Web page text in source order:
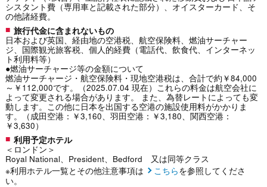
シスタント費（専用車と記載された部分）、オイスターカード、そ
の他諸経費。
旅行代金に含まれないもの
日本および英国、経由地の空港税、航空保険料、燃油サーチャー
ジ、国際観光旅客税、個人的経費（電話代、飲食代、インターネッ
ト利用料等）
●燃油サーチャージ等の金額について
燃油サーチャージ・航空保険料・現地空港税は、合計で約￥84,000
～￥112,000です。（2025.07.04 現在）これらの料金は航空会社に
よって変更される場合があります。 また、為替レートによっても変
動します。この他に日本を出国する空港の施設使用料がかかりま
す。（成田空港：￥3,160、羽田空港：￥3,180、関西空港：
￥3,630）
利用予定ホテル
＜ロンドン＞
Royal National、President、Bedford 又は同等クラス
※利用ホテル一覧とその他注意事項は
こちらを参照してくださ
い。